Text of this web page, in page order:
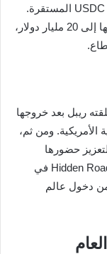
للاستحواذ على سيركل (Circle)، مُصدّرة عملة USDC المستقرة.
وتشير التسريبات إلى أن الصفقة قد تصل قيمتها إلى 20 مليار دولار،
ريبل بعد خروجها
الأمريكية. ومن ثم،
حضورها
المؤسسي. كان أبرزها شراء شركة الوساطة Hidden Road في
مكنها من دخول عالم